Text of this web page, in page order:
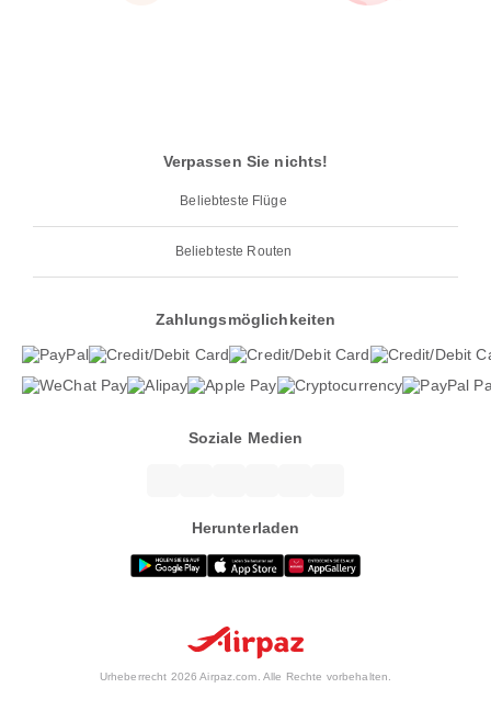
Verpassen Sie nichts!
Beliebteste Flüge
Beliebteste Routen
Zahlungsmöglichkeiten
Soziale Medien
Herunterladen
Urheberrecht 2026 Airpaz.com. Alle Rechte vorbehalten.